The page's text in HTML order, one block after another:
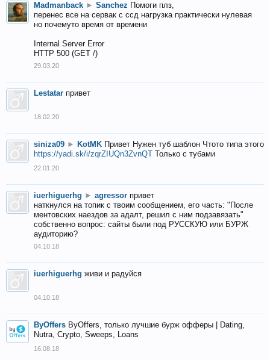
Madmanback ► Sanchez Помоги плз,
перенес все на сервак с ссд нагрузка практически нулевая
но почемуто время от времени
Internal Server Error
HTTP 500 (GET /)
29.03.20
Lestatar привет
18.02.20
siniza09 ► KotMK Привет Нужен туб шаблон Чтото типа этого
https://yadi.sk/i/zqrZIUQn3ZvnQT Только с тубами
22.01.20
iuerhiguerhg ► agressor привет
наткнулся на топик с твоим сообщением, его часть: "После
ментовских наездов за адалт, решил с ним подзавязать"
собственно вопрос: сайты были под РУССКУЮ или БУРЖ
аудиторию?
04.10.18
iuerhiguerhg живи и радуйся
04.10.18
ByOffers ByOffers, только лучшие бурж офферы | Dating,
Nutra, Crypto, Sweeps, Loans
16.08.18